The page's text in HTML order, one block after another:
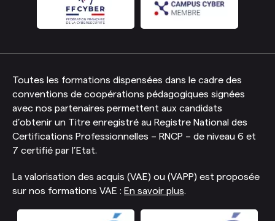
Toutes les formations dispensées dans le cadre des
conventions de coopérations pédagogiques signées
avec nos partenaires permettent aux candidats
d’obtenir un Titre enregistré au Registre National des
Certifications Professionnelles – RNCP – de niveau 6 et
7 certifié par l’Etat.
La valorisation des acquis (VAE) ou (VAPP) est proposée
sur nos formations VAE : En savoir plus.